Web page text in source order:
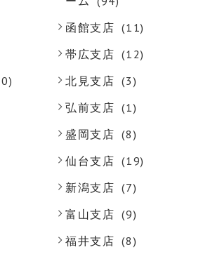
函館支店 (11)
帯広支店 (12)
北見支店 (3)
弘前支店 (1)
盛岡支店 (8)
仙台支店 (19)
新潟支店 (7)
富山支店 (9)
福井支店 (8)